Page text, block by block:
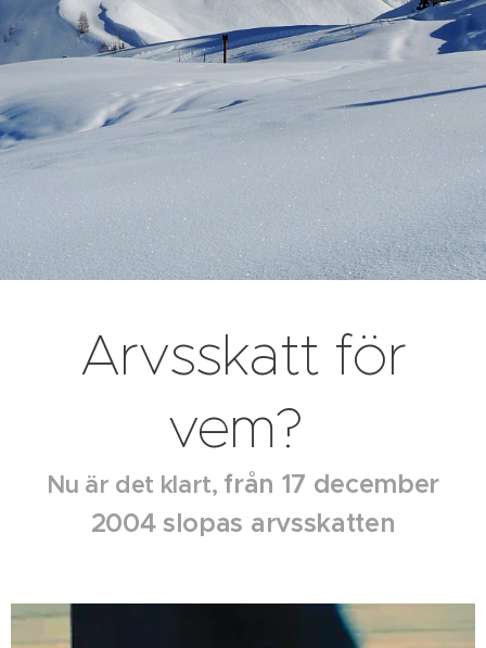
Arvsskatt för
vem?
Nu är det klart, från 17 december
2004 slopas arvsskatten